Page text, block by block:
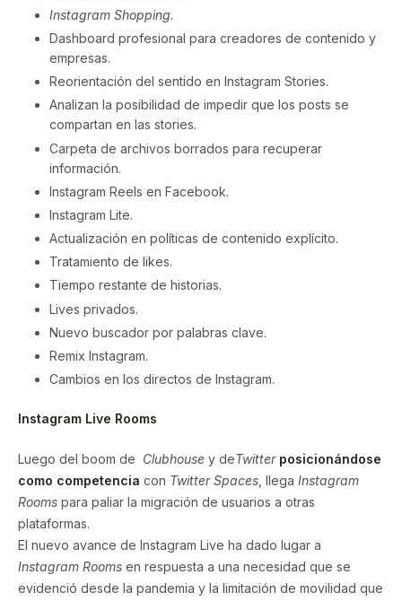
Instagram Shopping.
Dashboard profesional para creadores de contenido y
empresas.
Reorientación del sentido en Instagram Stories.
Analizan la posibilidad de impedir que los posts se
compartan en las stories.
Carpeta de archivos borrados para recuperar
información.
Instagram Reels en Facebook.
Instagram Lite.
Actualización en políticas de contenido explícito.
Tratamiento de likes.
Tiempo restante de historias.
Lives privados.
Nuevo buscador por palabras clave.
Remix Instagram.
Cambios en los directos de Instagram.
Instagram Live Rooms
Luego del boom de Clubhouse y deTwitter posicionándose
como competencia con Twitter Spaces , llega Instagram
Rooms para paliar la migración de usuarios a otras
plataformas.
El nuevo avance de Instagram Live ha dado lugar a
Instagram Rooms en respuesta a una necesidad que se
evidenció desde la pandemia y la limitación de movilidad que